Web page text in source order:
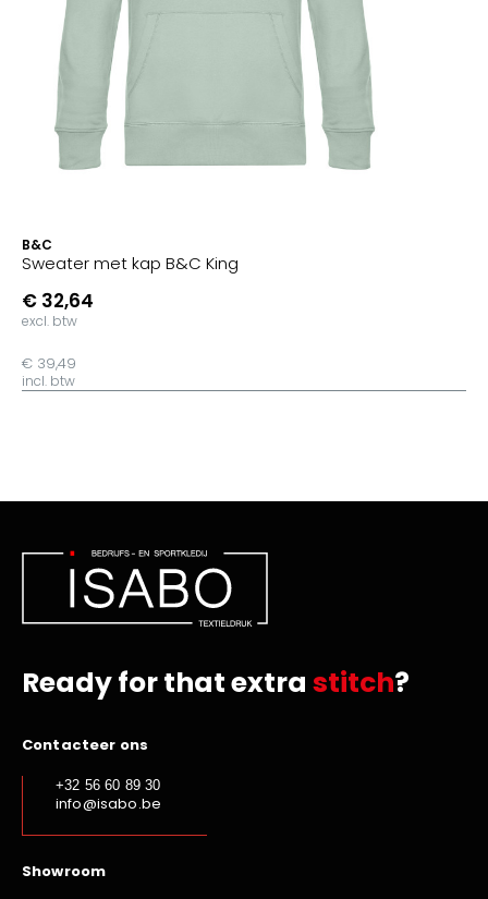
B&C
Sweater met kap B&C King
€ 32,64
excl. btw
€ 39,49
incl. btw
Ready for that extra stitch?
Contacteer ons
+32 56 60 89 30
info@isabo.be
Showroom